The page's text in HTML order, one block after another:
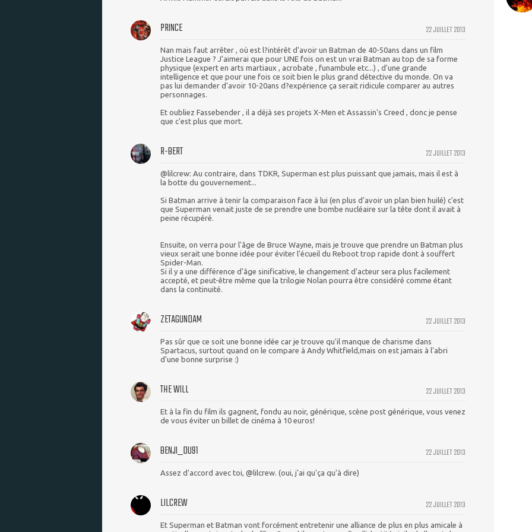
22 JUILLET 2013
PRINCE
Nan mais faut arrêter , où est l?intérêt d'avoir un Batman de 40-50ans dans un film
Justice League ? J'aimerai que pour UNE fois on est un vrai Batman au top de sa forme
physique (expert en arts martiaux , acrobate , funambule etc...) , d'une grande
intelligence et que pour une fois ce soit bien le plus grand détective du monde. On va
pas lui demander d'avoir 10-20ans d?expérience ça serait ridicule comparer au autres
personnages.
Et oubliez Fassebender , il a déjà ses projets X-Men et Assassin's Creed , donc je pense
que c'est plus que mort.
22 JUILLET 2013
R-BERT
@lilcrew: Au contraire, dans TDKR, Superman est plus puissant que jamais, mais il est à
la botte du gouvernement...
Si Batman arrive à tenir la comparaison face à lui (en plus d'avoir un plan bien huilé) c'est
que Superman venait juste de se prendre une bombe nucléaire sur la tête dont il avait à
peine récupéré.
Ensuite, on verra pour l'âge de Bruce Wayne, mais je trouve que prendre un Batman plus
vieux serait une bonne idée pour éviter l'écueil du Reboot trop rapide dont à souffert
Spider-Man.
Si il y a une différence d'âge sinificative, le changement d'acteur sera plus facilement
accepté, et peut-être même que la trilogie Nolan pourra être considéré comme étant
dans la continuité.
22 JUILLET 2013
ZETAGUNDAM
Pas sûr que ce soit une bonne idée car je trouve qu'il manque de charisme dans
Spartacus, surtout quand on le compare à Andy Whitfield,mais on est jamais à l'abri
d'une bonne surprise :)
22 JUILLET 2013
THE WILL
Et à la fin du film ils gagnent, fondu au noir, générique, scène post générique, vous venez
de vous éviter un billet de cinéma à 10 euros!
22 JUILLET 2013
BENJI_DU91
Assez d'accord avec toi, @lilcrew. (oui, j'ai qu'ça qu'à dire)
22 JUILLET 2013
LILCREW
Et Superman et Batman vont forcément entretenir une alliance de plus en plus amicale à